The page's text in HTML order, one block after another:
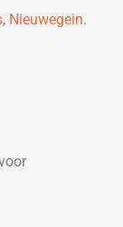
, Nieuwegein.